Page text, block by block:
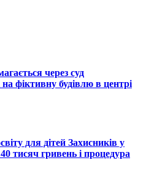
через суд
фіктивну будівлю в центрі
для дітей Захисників у
тисяч гривень і процедура